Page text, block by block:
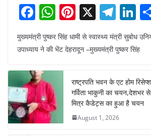
F
a
c
b
o
o
k
W
h
at
A
p
p
Pi
nt
er
e
st
X T
el
e
gr
a
m
Li
n
k
dI
n
मुख्यमंत्री पुष्कर सिंह धामी से स्वास्थ्य मंत्री सुबोध
उपाध्याय ने की भेंट देहरादून –मुख्यमंत्री पुष्कर सिंह
राष्ट्रपति भवन के एट होम
गर्विता भाकुनी का चयन,देशभर
मित्र कैडेट्स का हुआ है चयन
August 1, 2026